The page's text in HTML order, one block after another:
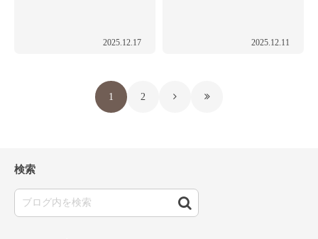
2025.12.17 2025.12.11
1 2
検索